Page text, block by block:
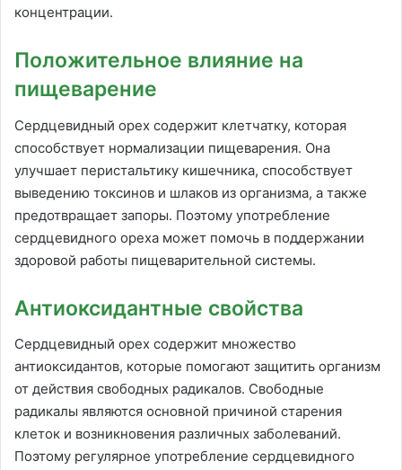
концентрации.
Положительное влияние на
пищеварение
Сердцевидный орех содержит клетчатку, которая
способствует нормализации пищеварения. Она
улучшает перистальтику кишечника, способствует
выведению токсинов и шлаков из организма, а также
предотвращает запоры. Поэтому употребление
сердцевидного ореха может помочь в поддержании
здоровой работы пищеварительной системы.
Антиоксидантные свойства
Сердцевидный орех содержит множество
антиоксидантов, которые помогают защитить организм
от действия свободных радикалов. Свободные
радикалы являются основной причиной старения
клеток и возникновения различных заболеваний.
Поэтому регулярное употребление сердцевидного